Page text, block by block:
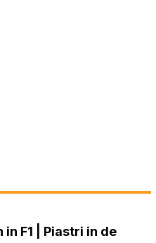
in F1 | Piastri in de